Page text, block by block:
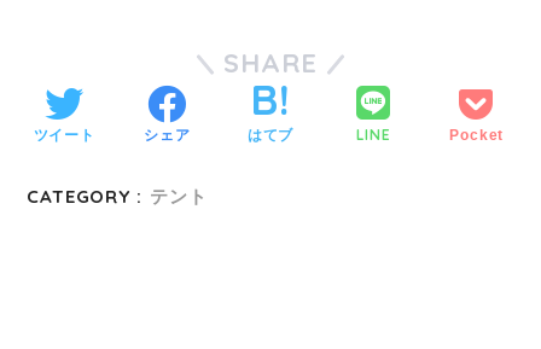
SHARE
ツイート シェア はてブ LINE Pocket
CATEGORY : テント